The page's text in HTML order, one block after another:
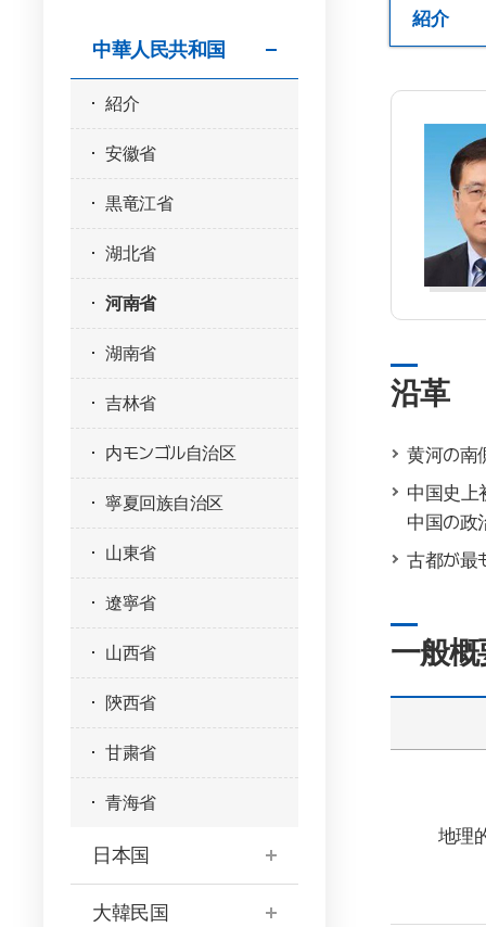
中華人民共和国
紹介
安徽省
黒竜江省
湖北省
河南省
湖南省
吉林省
内モンゴル自治区
寧夏回族自治区
山東省
遼寧省
山西省
陝西省
甘粛省
青海省
日本国
大韓民国
紹介
沿革
黄河の南
中国史上
中国の政
古都が最
一般概
地理